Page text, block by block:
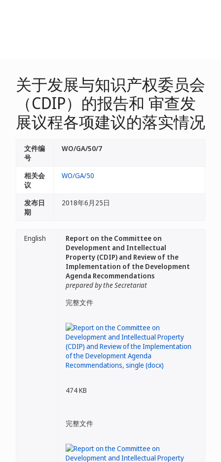
关于发展与知识产权委员会
（CDIP）的报告和 审查发
展议程各项建议的落实情况
文件编
号
WO/GA/50/7
相关会
议
WO/GA/50
发布日
期
2018年6月25日
English
Report on the Committee on
Development and Intellectual
Property (CDIP) and Review of the
Implementation of the Development
Agenda Recommendations
prepared by the Secretariat
完整文件
474 KB
完整文件